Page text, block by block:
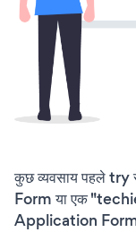
कुछ व्यवसाय पहले
Form या एक
Application Form